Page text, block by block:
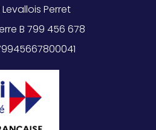
Perret
B 799 456 678